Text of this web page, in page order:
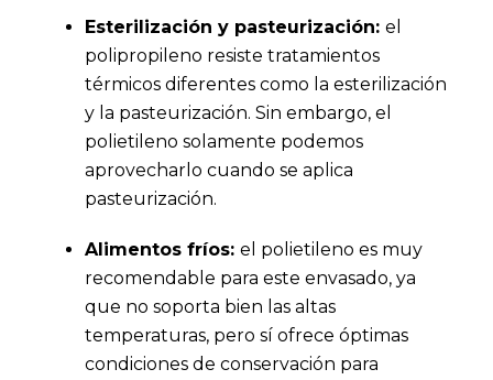
Esterilización y pasteurización:el
polipropileno resiste tratamientos
térmicos diferentes como la esterilización
y la pasteurización. Sin embargo, el
polietileno solamente podemos
aprovecharlo cuando se aplica
pasteurización.
Alimentos fríos:el polietileno es muy
recomendable para este envasado, ya
que no soporta bien las altas
temperaturas, pero sí ofrece óptimas
condiciones de conservación para